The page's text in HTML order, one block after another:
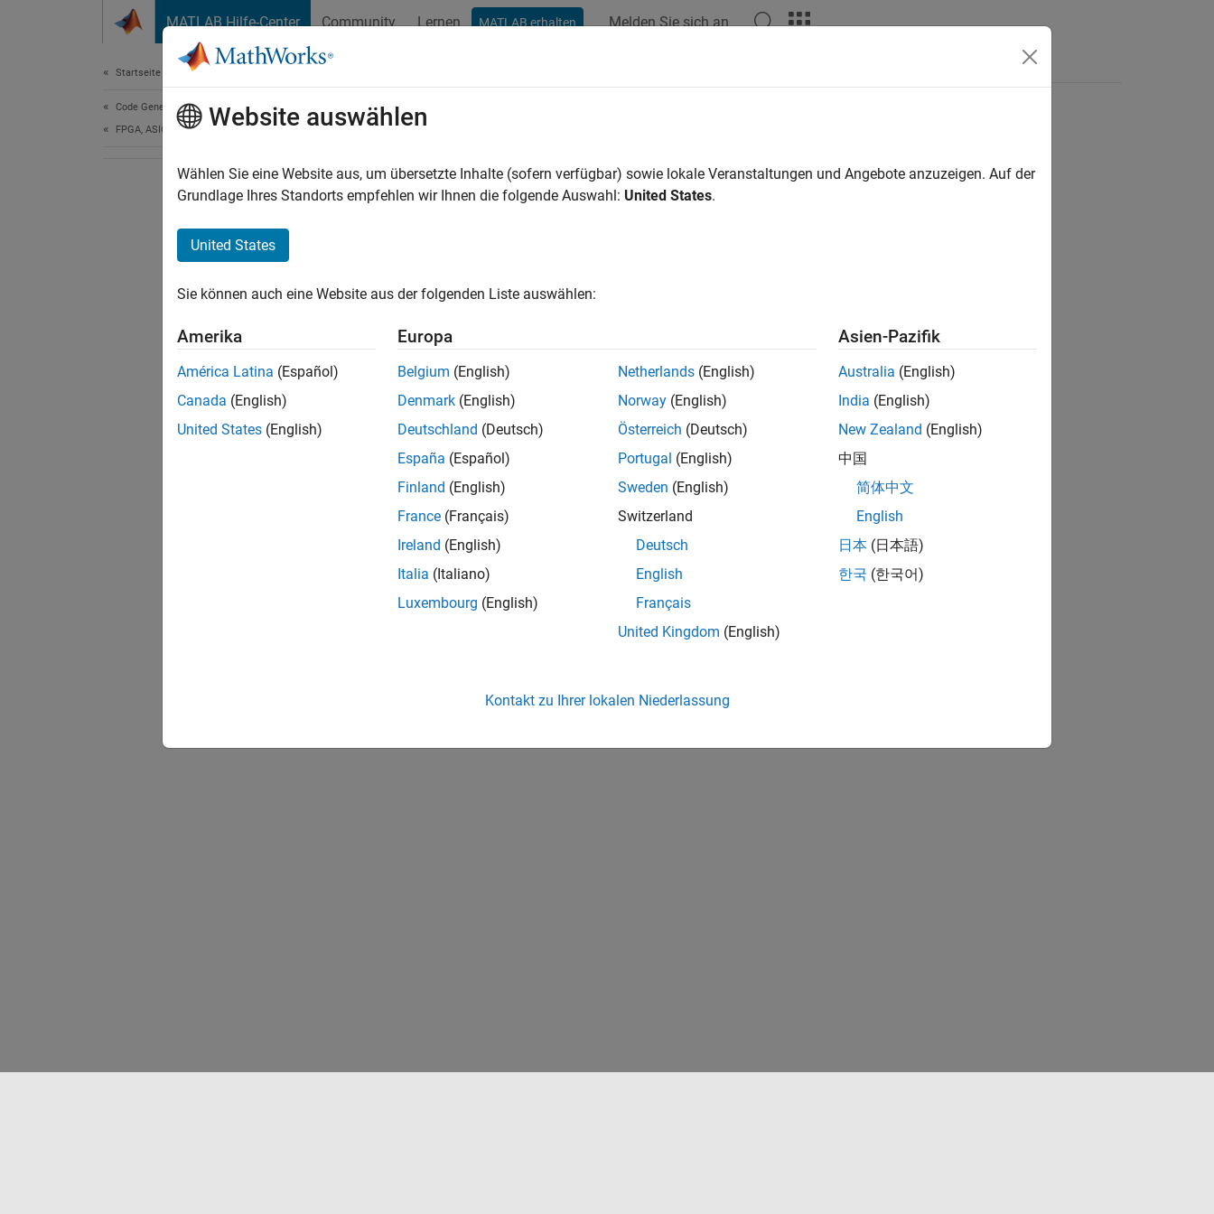
MATLAB Hilfe-Center Community Lernen MATLAB erhalten Melden Sie sich an
Startseite der Dokumentation
Code Generation
FPGA, ASIC, and SoC Development
How useful was this information?
Website auswählen
Wählen Sie eine Website aus, um übersetzte Inhalte (sofern verfügbar) sowie lokale Veranstaltungen und Angebote anzuzeigen. Auf der
Grundlage Ihres Standorts empfehlen wir Ihnen die folgende Auswahl: United States.
United States
Sie können auch eine Website aus der folgenden Liste auswählen:
Amerika
América Latina (Español)
Canada (English)
United States (English)
Europa
Belgium (English)
Denmark (English)
Deutschland (Deutsch)
España (Español)
Finland (English)
France (Français)
Ireland (English)
Italia (Italiano)
Luxembourg (English)
Netherlands (English)
Norway (English)
Österreich (Deutsch)
Portugal (English)
Sweden (English)
Switzerland
Deutsch
English
Français
United Kingdom (English)
Asien-Pazifik
Australia (English)
India (English)
New Zealand (English)
中国
简体中文
English
日本 (日本語)
한국 (한국어)
Kontakt zu Ihrer lokalen Niederlassung